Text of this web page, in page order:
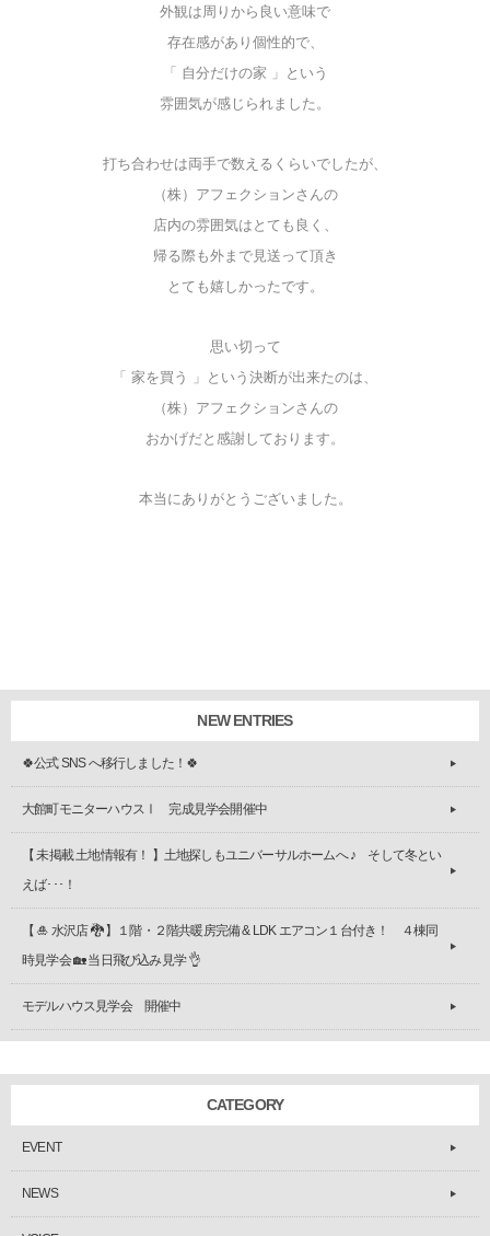
外観は周りから良い意味で
存在感があり個性的で、
「 自分だけの家 」という
雰囲気が感じられました。
打ち合わせは両手で数えるくらいでしたが、
（株）アフェクションさんの
店内の雰囲気はとても良く、
帰る際も外まで見送って頂き
とても嬉しかったです。
思い切って
「 家を買う 」という決断が出来たのは、
（株）アフェクションさんの
おかげだと感謝しております。
本当にありがとうございました。
NEW ENTRIES
🍀公式 SNS へ移行しました！🍀
大館町モニターハウスⅠ 完成見学会開催中
【 未掲載 土地情報有！ 】土地探しもユニバーサルホームへ ♪ そして冬とい
えば･･･！
【 🎍 水沢店 🐉 】１階・２階共暖房完備 & LDK エアコン１台付き！ ４棟同
時見学会 🏡 当日飛び込み見学 👌
モデルハウス見学会 開催中
CATEGORY
EVENT
NEWS